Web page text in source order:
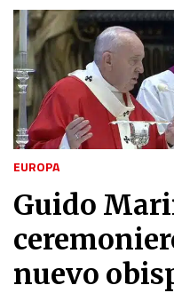
EUROPA
Guido
nuevo